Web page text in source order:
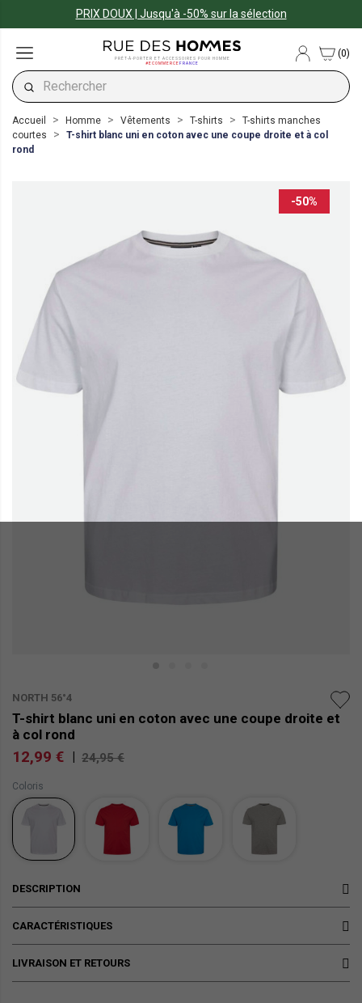
PRIX DOUX | Jusqu'à -50% sur la sélection
PRÊT-À-PORTER ET ACCESSOIRES POUR HOMME
#ECOMMERCEFRANCE
(0)
Accueil Homme Vêtements T-shirts
T-shirts manches
courtes
T-shirt blanc uni en coton avec une coupe droite et à col
rond
-50%
NORTH 56°4
T-shirt blanc uni en coton avec une coupe droite et
à col rond
12,99 € 24,95 €
Coloris
DESCRIPTION
CARACTÉRISTIQUES
LIVRAISON ET RETOURS